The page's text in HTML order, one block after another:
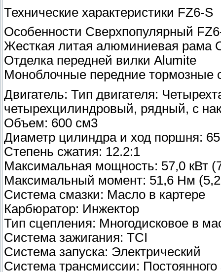
Технические характеристики FZ6-S
Особенности Сверхпопулярный
Жесткая литая алюминиевая рама
Отделка передней вилки Alumite
Моноблочные передние тормозные
Двигатель: Тип двигателя:
четырехцилиндровый, рядный, с
Объем: 600 см3
Диаметр цилиндра и ход поршня:
Степень сжатия: 12.2:1
Максимальная мощность: 57,0 кВт
Максимальный момент: 51,6 Нм
Система смазки: Масло в картере
Карбюратор: Инжектор
Тип сцепления: Многодисковое в
Система зажигания: TCI
Система запуска: Электрический
Система трансмиссии: